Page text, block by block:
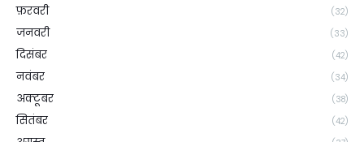
फ़रवरी (32)
जनवरी (33)
दिसंबर (42)
नवंबर (34)
अक्टूबर (38)
सितंबर (42)